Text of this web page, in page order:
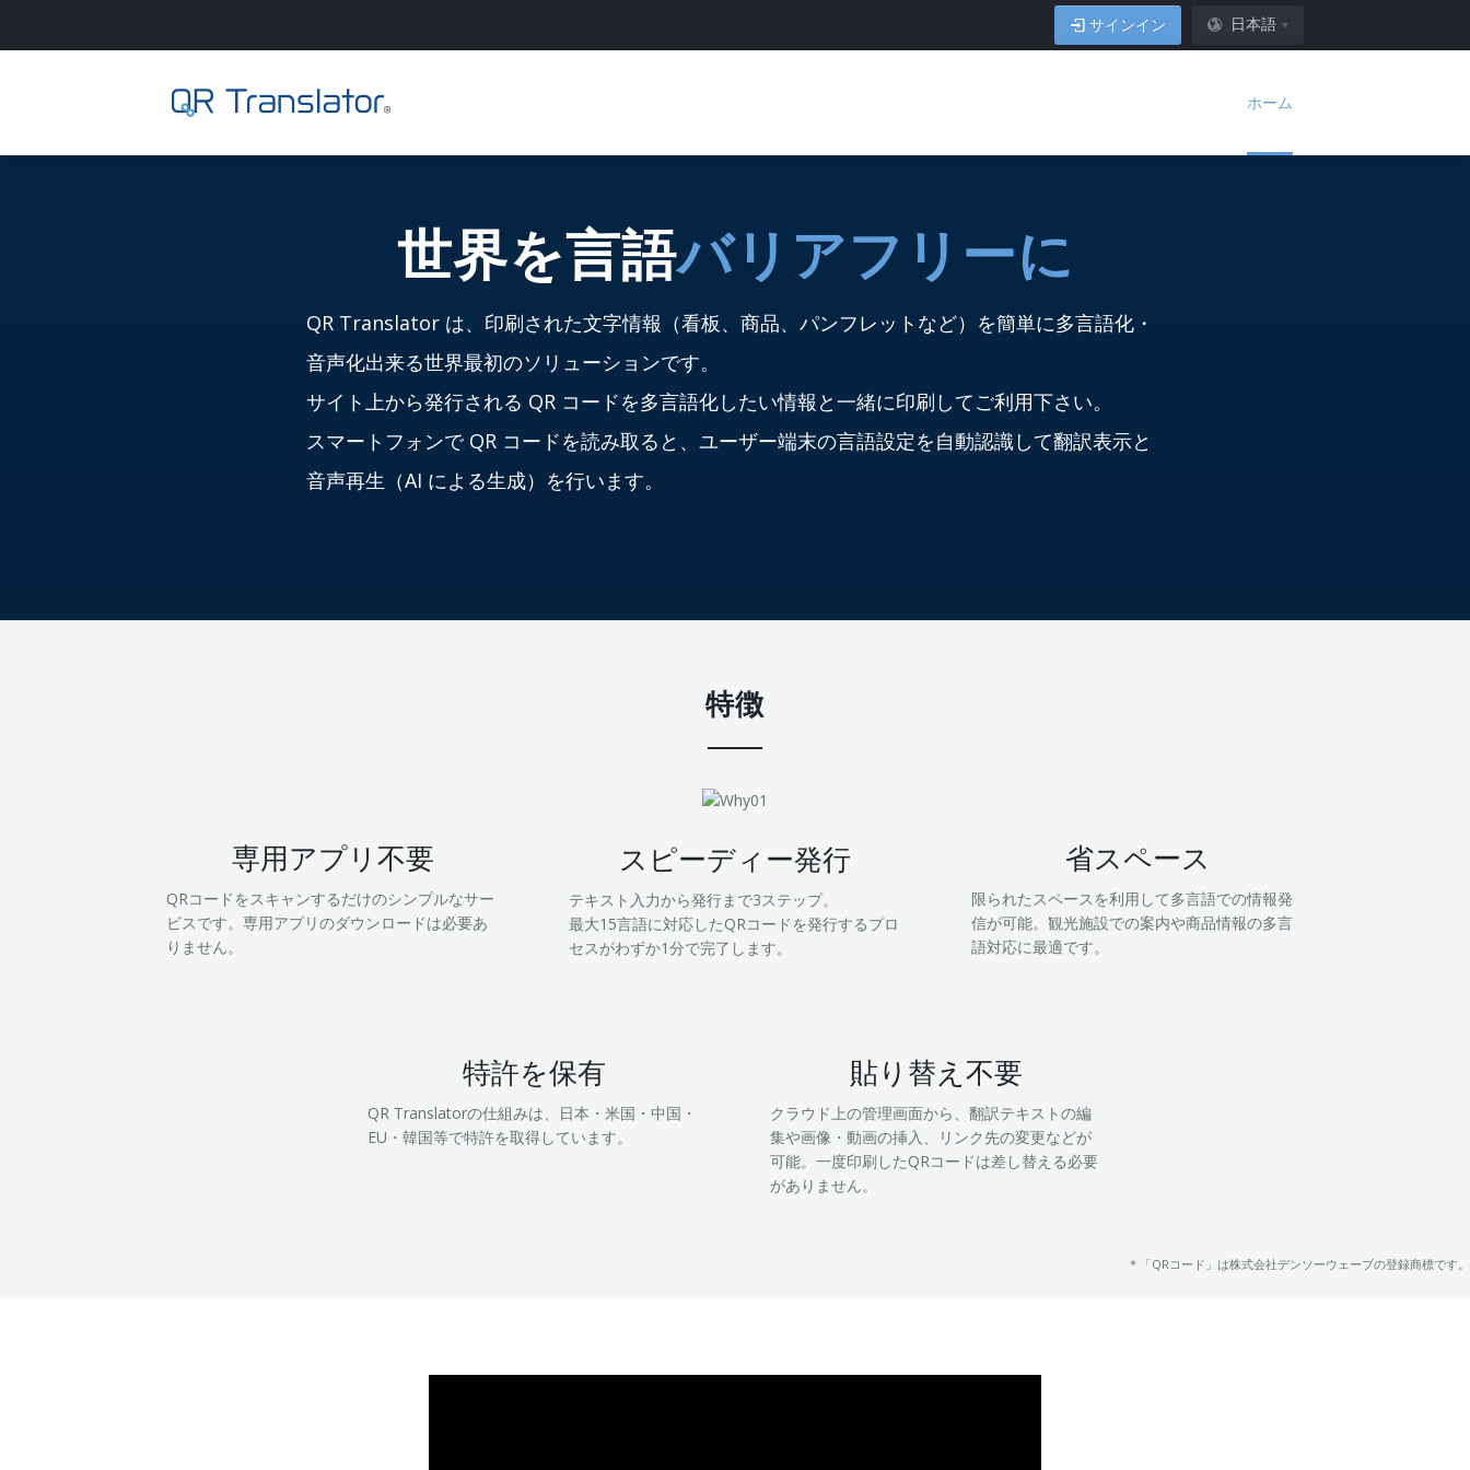
日本語
サインイン
ホーム
世界を言語バリアフリーに
QR Translator は、印刷された文字情報（看板、商品、パンフレットなど）を簡単に多言語化・
音声化出来る世界最初のソリューションです。
サイト上から発行される QR コードを多言語化したい情報と一緒に印刷してご利用下さい。
スマートフォンで QR コードを読み取ると、ユーザー端末の言語設定を自動認識して翻訳表示と
音声再生（AI による生成）を行います。
特徴
専用アプリ不要
QRコードをスキャンするだけのシンプルなサー
ビスです。専用アプリのダウンロードは必要あ
りません。
スピーディー発行
テキスト入力から発行まで3ステップ。
最大15言語に対応したQRコードを発行するプロ
セスがわずか1分で完了します。
省スペース
限られたスペースを利用して多言語での情報発
信が可能。観光施設での案内や商品情報の多言
語対応に最適です。
特許を保有
QR Translatorの仕組みは、日本・米国・中国・
EU・韓国等で特許を取得しています。
貼り替え不要
クラウド上の管理画面から、翻訳テキストの編
集や画像・動画の挿入、リンク先の変更などが
可能。一度印刷したQRコードは差し替える必要
がありません。
* 「QRコード」は株式会社デンソーウェーブの登録商標です。